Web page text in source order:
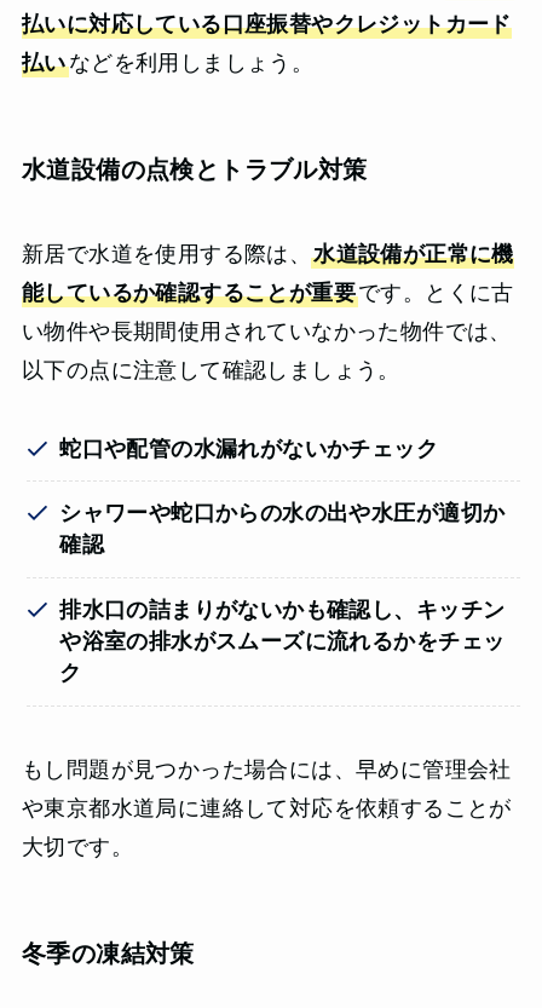
払いに対応している口座振替やクレジットカード
払いなどを利用しましょう。
水道設備の点検とトラブル対策
新居で水道を使用する際は、水道設備が正常に機
能しているか確認することが重要です。とくに古
い物件や長期間使用されていなかった物件では、
以下の点に注意して確認しましょう。
蛇口や配管の水漏れがないかチェック
シャワーや蛇口からの水の出や水圧が適切か
確認
排水口の詰まりがないかも確認し、キッチン
や浴室の排水がスムーズに流れるかをチェッ
ク
もし問題が見つかった場合には、早めに管理会社
や東京都水道局に連絡して対応を依頼することが
大切です。
冬季の凍結対策